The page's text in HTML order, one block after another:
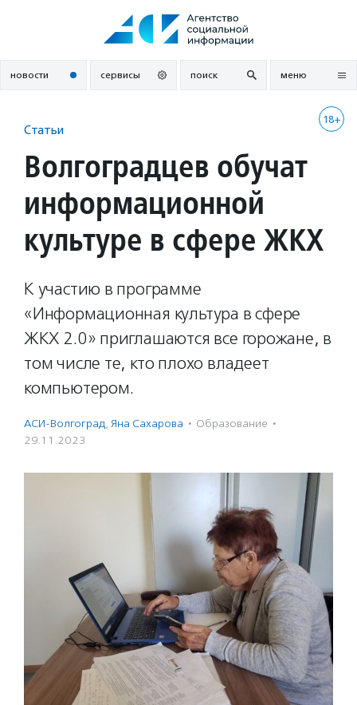
новости сервисы поиск меню
18+
Статьи
Волгоградцев обучат
информационной
культуре в сфере ЖКХ
К участию в программе
«Информационная культура в сфере
ЖКХ 2.0» приглашаются все горожане, в
том числе те, кто плохо владеет
компьютером.
АСИ-Волгоград, Яна Сахарова · Образование ·
29.11.2023